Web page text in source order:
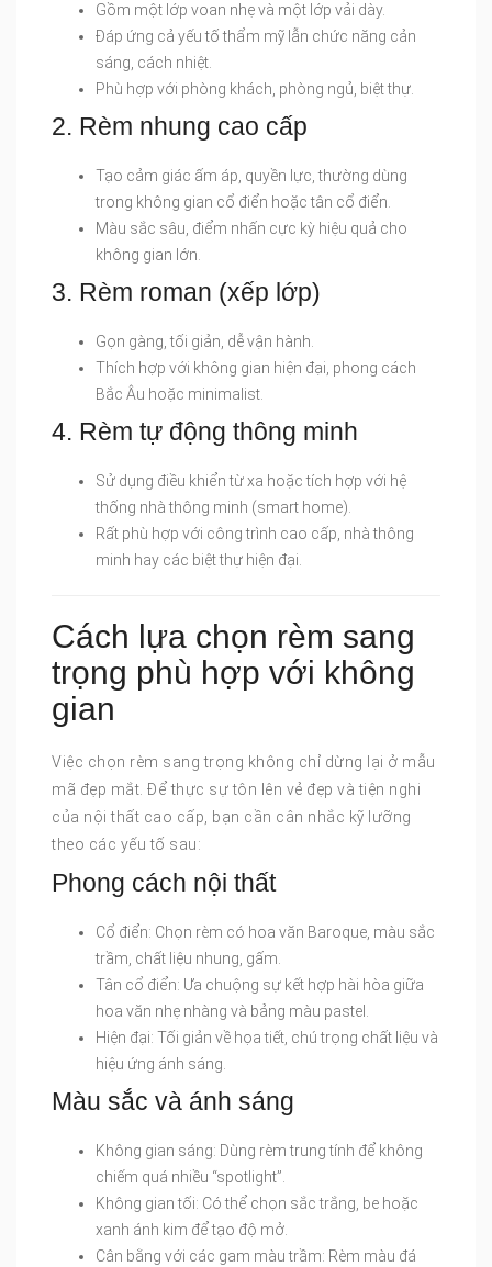
Gồm một lớp voan nhẹ và một lớp vải dày.
Đáp ứng cả yếu tố thẩm mỹ lẫn chức năng cản
sáng, cách nhiệt.
Phù hợp với phòng khách, phòng ngủ, biệt thự.
2. Rèm nhung cao cấp
Tạo cảm giác ấm áp, quyền lực, thường dùng
trong không gian cổ điển hoặc tân cổ điển.
Màu sắc sâu, điểm nhấn cực kỳ hiệu quả cho
không gian lớn.
3. Rèm roman (xếp lớp)
Gọn gàng, tối giản, dễ vận hành.
Thích hợp với không gian hiện đại, phong cách
Bắc Âu hoặc minimalist.
4. Rèm tự động thông minh
Sử dụng điều khiển từ xa hoặc tích hợp với hệ
thống nhà thông minh (smart home).
Rất phù hợp với công trình cao cấp, nhà thông
minh hay các biệt thự hiện đại.
Cách lựa chọn rèm sang
trọng phù hợp với không
gian
Việc chọn rèm sang trọng không chỉ dừng lại ở mẫu
mã đẹp mắt. Để thực sự tôn lên vẻ đẹp và tiện nghi
của nội thất cao cấp, bạn cần cân nhắc kỹ lưỡng
theo các yếu tố sau:
Phong cách nội thất
Cổ điển: Chọn rèm có hoa văn Baroque, màu sắc
trầm, chất liệu nhung, gấm.
Tân cổ điển: Ưa chuộng sự kết hợp hài hòa giữa
hoa văn nhẹ nhàng và bảng màu pastel.
Hiện đại: Tối giản về họa tiết, chú trọng chất liệu và
hiệu ứng ánh sáng.
Màu sắc và ánh sáng
Không gian sáng: Dùng rèm trung tính để không
chiếm quá nhiều “spotlight”.
Không gian tối: Có thể chọn sắc trắng, be hoặc
xanh ánh kim để tạo độ mở.
Cân bằng với các gam màu trầm: Rèm màu đá